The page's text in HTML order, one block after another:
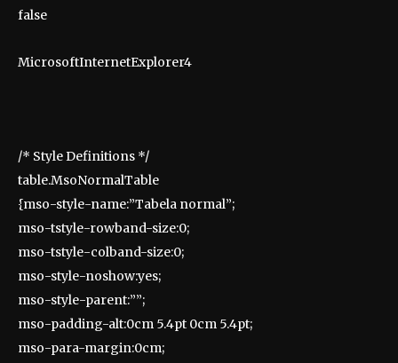
false
MicrosoftInternetExplorer4
/* Style Definitions */
table.MsoNormalTable
{mso-style-name:”Tabela normal”;
mso-tstyle-rowband-size:0;
mso-tstyle-colband-size:0;
mso-style-noshow:yes;
mso-style-parent:””;
mso-padding-alt:0cm 5.4pt 0cm 5.4pt;
mso-para-margin:0cm;